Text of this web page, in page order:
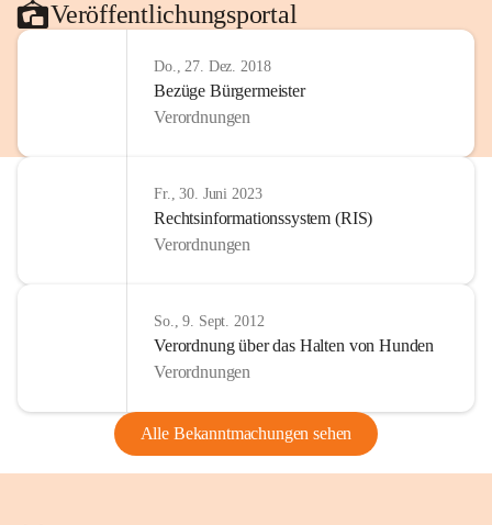
Veröffentlichungsportal
Do., 27. Dez. 2018
Bezüge Bürgermeister
Verordnungen
Fr., 30. Juni 2023
Rechtsinformationssystem (RIS)
Verordnungen
So., 9. Sept. 2012
Verordnung über das Halten von Hunden
Verordnungen
Alle Bekanntmachungen sehen